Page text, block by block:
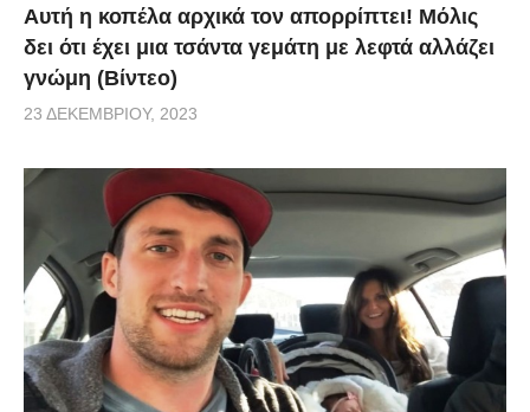
Αυτή η κοπέλα αρχικά τον απορρίπτει! Μόλις
δει ότι έχει μια τσάντα γεμάτη με λεφτά αλλάζει
γνώμη (Βίντεο)
23 ΔΕΚΕΜΒΡΊΟΥ, 2023